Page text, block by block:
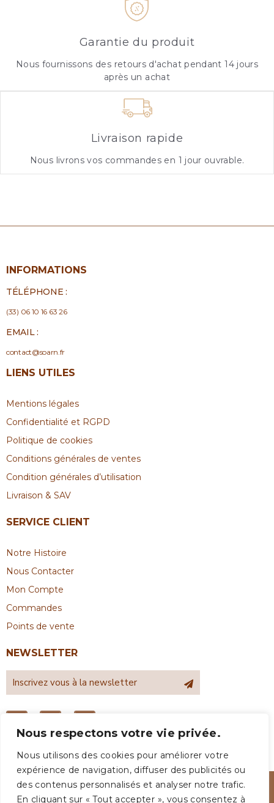
Nous respectons votre vie privée.
Nous utilisons des cookies pour améliorer votre
expérience de navigation, diffuser des publicités ou
des contenus personnalisés et analyser notre trafic.
En cliquant sur « Tout accepter », vous consentez à
Garantie du produit
Nous fournissons des retours d'achat pendant 14 jours
après un achat
Livraison rapide
Nous livrons vos commandes en 1 jour ouvrable.
INFORMATIONS
TÉLÉPHONE :
(33) 06 10 16 63 26
EMAIL :
contact@soarn.fr
LIENS UTILES
Mentions légales
Confidentialité et RGPD
Politique de cookies
Conditions générales de ventes
Condition générales d’utilisation
Livraison & SAV
SERVICE CLIENT
Notre Histoire
Nous Contacter
Mon Compte
Commandes
Points de vente
NEWSLETTER